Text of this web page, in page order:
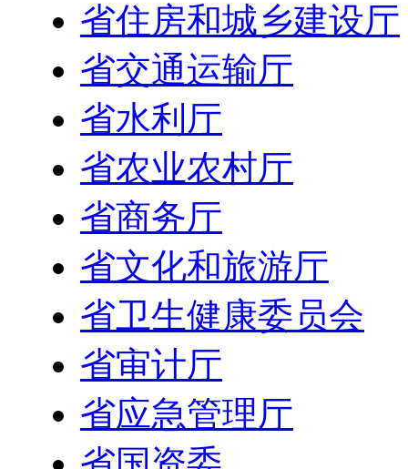
省住房和城乡建设厅
省交通运输厅
省水利厅
省农业农村厅
省商务厅
省文化和旅游厅
省卫生健康委员会
省审计厅
省应急管理厅